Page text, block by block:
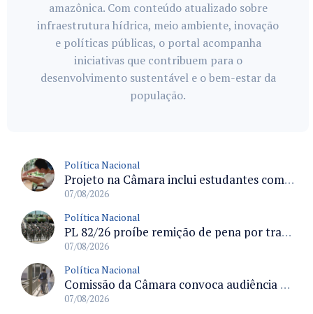
amazônica. Com conteúdo atualizado sobre
infraestrutura hídrica, meio ambiente, inovação
e políticas públicas, o portal acompanha
iniciativas que contribuem para o
desenvolvimento sustentável e o bem-estar da
população.
Política Nacional
Projeto na Câmara inclui estudantes com deficiência no regime escolar especial da LDB e estabelece critérios para frequência
07/08/2026
Política Nacional
PL 82/26 proíbe remição de pena por trabalho em funções militares para condenados por crimes contra o Estado Democrático de Direito
07/08/2026
Política Nacional
Comissão da Câmara convoca audiência para discutir misoginia nas escolas e universidades após divulgação de listas misóginas
07/08/2026